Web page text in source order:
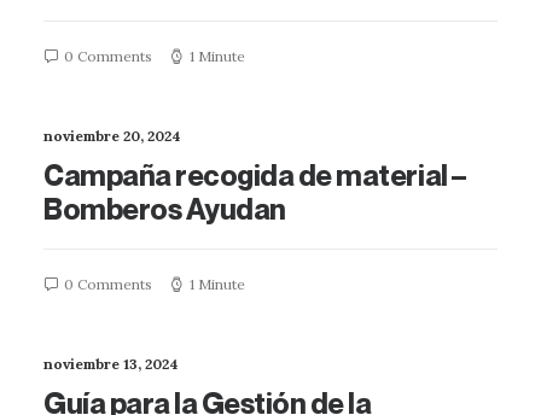
0 Comments 1 Minute
noviembre 20, 2024
Campaña recogida de material –
Bomberos Ayudan
0 Comments 1 Minute
noviembre 13, 2024
Guía para la Gestión de la